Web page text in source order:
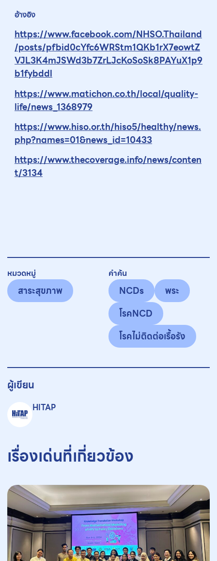
อ้างอิง
https://www.facebook.com/NHSO.Thailand
/posts/pfbid0cYfc6WRStm1QKb1rX7eowtZ
VJL3K4mJSWd3b7ZrLJcKoSoSk8PAYuX1p9
b1fybddl
https://www.matichon.co.th/local/quality-
life/news_1368979
https://www.hiso.or.th/hiso5/healthy/news.
php?names=01&news_id=10433
https://www.thecoverage.info/news/conten
t/3134
หมวดหมู่
สาระสุขภาพ
คำค้น
NCDs
พระ
โรคNCD
โรคไม่ติดต่อเรื้อรัง
ผู้เขียน
HITAP
เรื่องเด่นที่เกี่ยวข้อง